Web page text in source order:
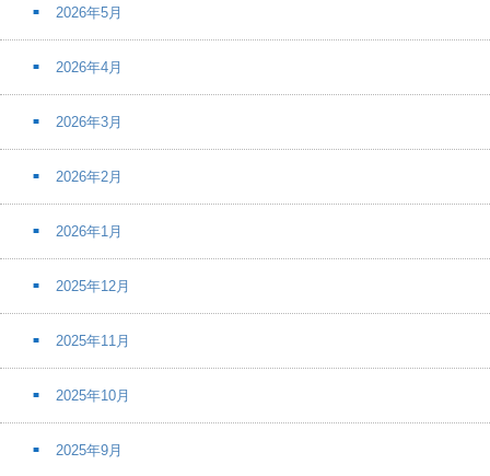
2026年5月
2026年4月
2026年3月
2026年2月
2026年1月
2025年12月
2025年11月
2025年10月
2025年9月